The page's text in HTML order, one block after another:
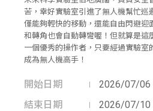
苦，幸好實驗室引進了無人機幫忙巡
僅能夠輕快的移動，還能自由閃避迎
和轉角也會自動轉彎喔！但就算是這
一個優秀的操作者，只要經過實驗
成為無人機高手！
開始日期
2026/07/06
結束日期
2026/07/10